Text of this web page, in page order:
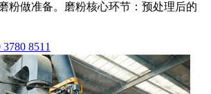
粉做准备。磨粉核心环节：预处理后的
8511